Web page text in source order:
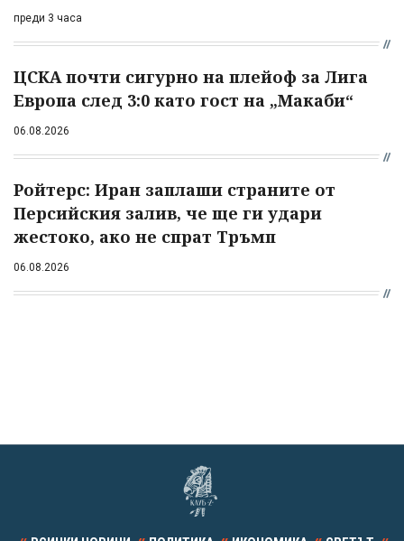
преди 3 часа
ЦСКА почти сигурно на плейоф за Лига
Европа след 3:0 като гост на „Макаби“
06.08.2026
Ройтерс: Иран заплаши страните от
Персийския залив, че ще ги удари
жестоко, ако не спрат Тръмп
06.08.2026